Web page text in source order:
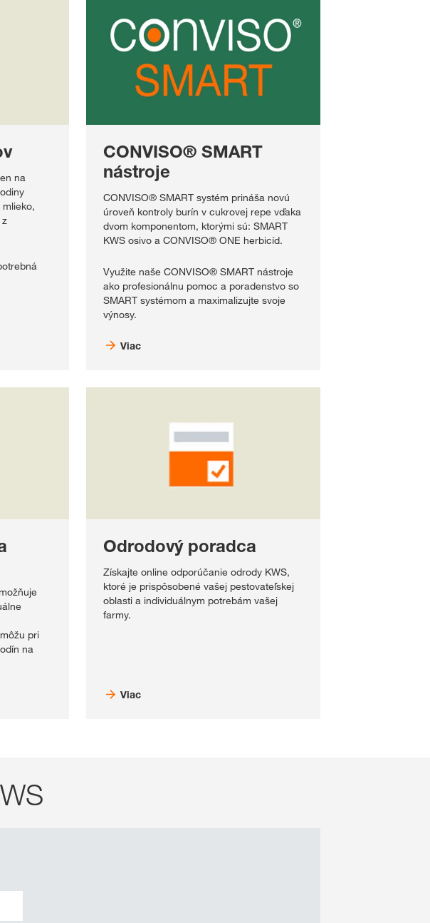
na
z
CONVISO® SMART
nástroje
CONVISO® SMART systém prináša novú
úroveň kontroly burín v cukrovej repe vďaka
dvom komponentom, ktorými sú: SMART
KWS osivo a CONVISO® ONE herbicíd.
Využite naše CONVISO® SMART nástroje
ako profesionálnu pomoc a poradenstvo so
SMART systémom a maximalizujte svoje
výnosy.
Viac
pri
na
Odrodový poradca
Získajte online odporúčanie odrody KWS,
ktoré je prispôsobené vašej pestovateľskej
oblasti a individuálnym potrebám vašej
farmy.
Viac